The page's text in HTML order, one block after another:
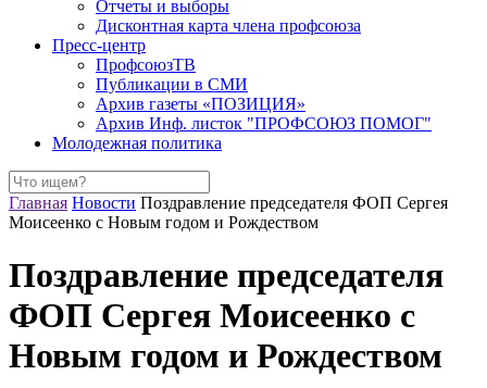
Отчеты и выборы
Дисконтная карта члена профсоюза
Пресс-центр
ПрофсоюзТВ
Публикации в СМИ
Архив газеты «ПОЗИЦИЯ»
Архив Инф. листок "ПРОФСОЮЗ ПОМОГ"
Молодежная политика
Главная Новости Поздравление председателя ФОП Сергея
Моисеенко с Новым годом и Рождеством
Поздравление председателя
ФОП Сергея Моисеенко с
Новым годом и Рождеством